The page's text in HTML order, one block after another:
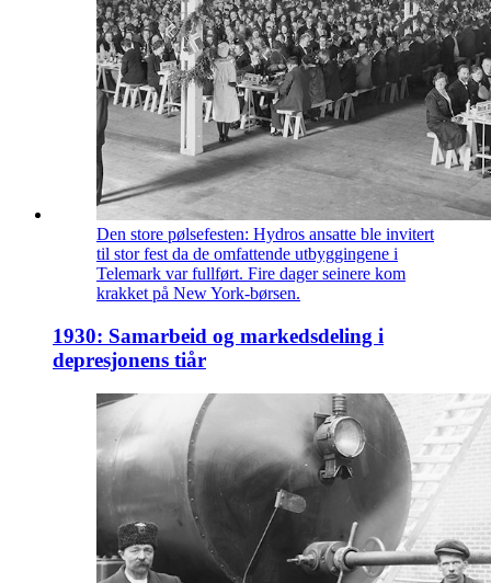
Den store pølsefesten: Hydros ansatte ble invitert
til stor fest da de omfattende utbyggingene i
Telemark var fullført. Fire dager seinere kom
krakket på New York-børsen.
1930: Samarbeid og markedsdeling i
depresjonens tiår